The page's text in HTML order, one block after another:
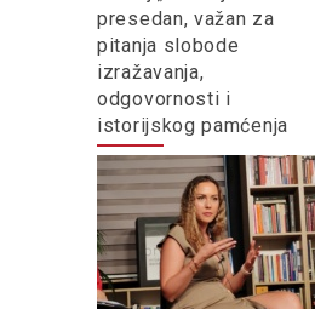
presedan, važan za
pitanja slobode
izražavanja,
odgovornosti i
istorijskog pamćenja